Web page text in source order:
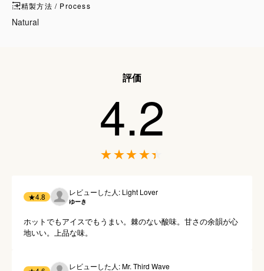
精製方法 / Process
Natural
評価
4.2
★4.8 レビューした人: Light Lover
ゆーき
ホットでもアイスでもうまい。棘のない酸味。甘さの余韻が心
地いい。上品な味。
レビューした人: Mr. Third Wave